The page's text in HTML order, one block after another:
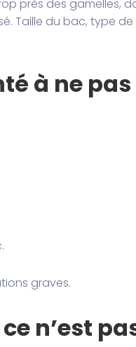
près des gamelles,
Taille du bac, type de
à ne pas
graves.
n’est